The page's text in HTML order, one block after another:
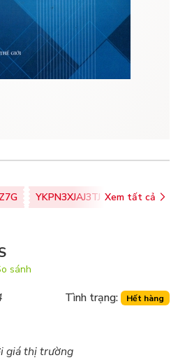
YKPN3XJAJ3TJ Xem tất cả
sánh
Tình trạng: Hết hàng
giá thị trường